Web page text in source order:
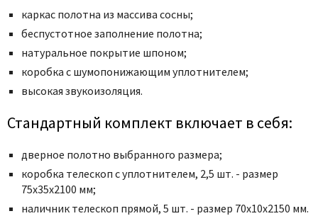
Morelli
Ofram
Optima Porte
Oro - Oro
Philips
Porta Di Parma
Portika
Poseidon
Profil Doors
каркас полотна из массива сосны;
беспустотное заполнение полотна;
натуральное покрытие шпоном;
коробка с шумопонижающим уплотнителем;
высокая звукоизоляция.
Стандартный комплект включает в себя:
дверное полотно выбранного размера;
коробка телескоп с уплотнителем, 2,5 шт. - размер
75x35x2100 мм;
наличник телескоп прямой, 5 шт. - размер 70x10x2150 мм.